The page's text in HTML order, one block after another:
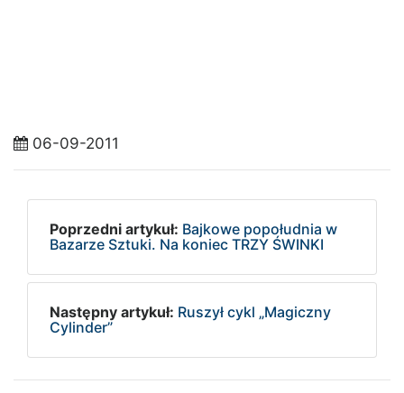
06-09-2011
Poprzedni artykuł: Bajkowe popołudnia w
Bazarze Sztuki. Na koniec TRZY ŚWINKI
Następny artykuł: Ruszył cykl „Magiczny
Cylinder”